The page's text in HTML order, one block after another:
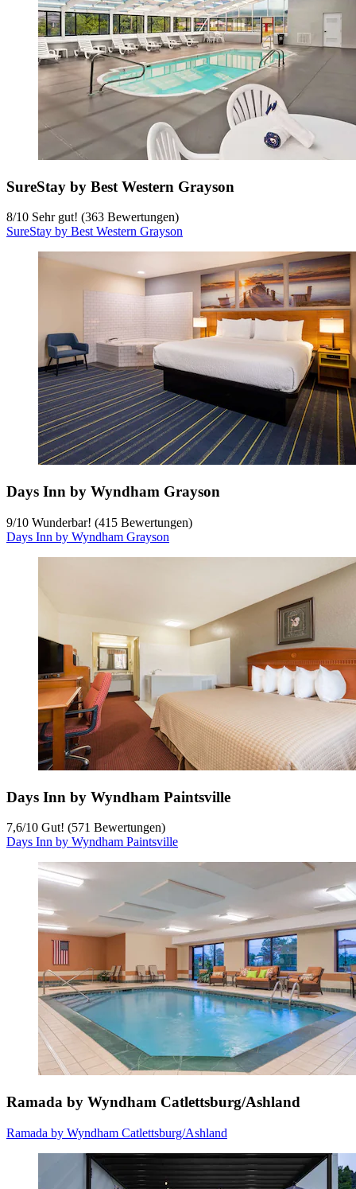
SureStay by Best Western Grayson
8/10 Sehr gut! (363 Bewertungen)
SureStay by Best Western Grayson
Days Inn by Wyndham Grayson
9/10 Wunderbar! (415 Bewertungen)
Days Inn by Wyndham Grayson
Days Inn by Wyndham Paintsville
7,6/10 Gut! (571 Bewertungen)
Days Inn by Wyndham Paintsville
Ramada by Wyndham Catlettsburg/Ashland
Ramada by Wyndham Catlettsburg/Ashland